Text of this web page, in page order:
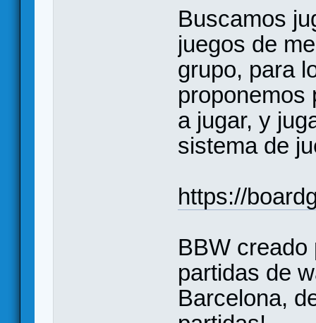
Buscamos
juegos de
grupo, para
proponemos
a jugar, y
sistema de
https://
BBW creado
partidas de
Barcelona,